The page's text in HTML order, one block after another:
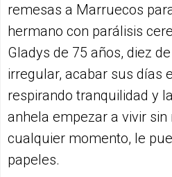
remesas a Marruecos
hermano con parálisis
Gladys de 75 años, diez
irregular, acabar sus días
respirando tranquilidad y
anhela empezar a vivir sin
cualquier momento, le
papeles.